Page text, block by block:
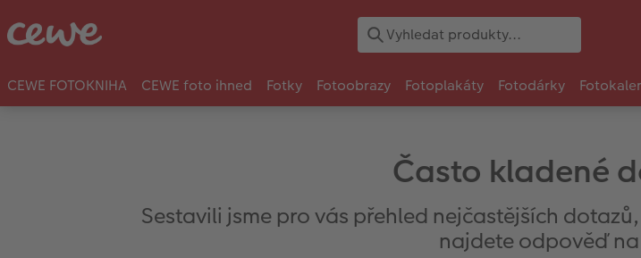
CEWE FOTOKNIHA CEWE foto ihned Fotky Fotoobrazy Fotoplakáty Fotodárky
Často kladené
Sestavili jsme pro vás přehled nejčastějších
najdete odpověď